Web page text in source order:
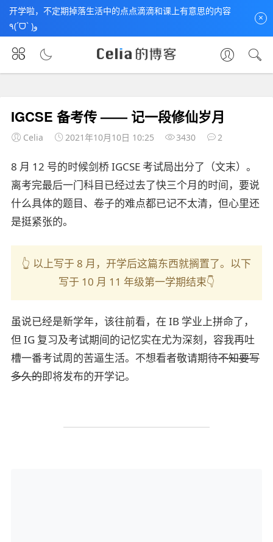
开学啦，不定期掉落生活中的点点滴滴和课上有意思的内容
٩(ˊᗜˋ )و
×
首页 未分类 文章正文
IGCSE 备考传 —— 记一段修仙岁月
Celia 2021年10月10日 10:25 3430 2
8 月 12 号的时候剑桥 IGCSE 考试局出分了（文末）。
离考完最后一门科目已经过去了快三个月的时间，要说
什么具体的题目、卷子的难点都已记不太清，但心里还
是挺紧张的。
👆 以上写于 8 月，开学后这篇东西就搁置了。以下
写于 10 月 11 年级第一学期结束👇
虽说已经是新学年，该往前看，在 IB 学业上拼命了，
但 IG 复习及考试期间的记忆实在尤为深刻，容我再吐
槽一番考试周的苦逼生活。不想看者敬请期待不知要写
多久的即将发布的开学记。